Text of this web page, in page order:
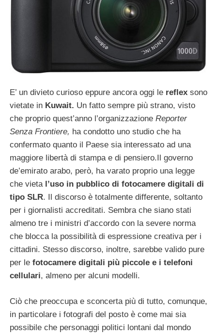
E’ un divieto curioso eppure ancora oggi le reflex sono
vietate in Kuwait. Un fatto sempre più strano, visto
che proprio quest’anno l’organizzazione Reporter
Senza Frontiere, ha condotto uno studio che ha
confermato quanto il Paese sia interessato ad una
maggiore libertà di stampa e di pensiero.Il governo
de’emirato arabo, però, ha varato proprio una legge
che vieta l’uso in pubblico di fotocamere digitali di
tipo SLR. Il discorso è totalmente differente, soltanto
per i giornalisti accreditati. Sembra che siano stati
almeno tre i ministri d’accordo con la severe norma
che blocca la possibilità di espressione creativa per i
cittadini. Stesso discorso, inoltre, sarebbe valido pure
per le fotocamere digitali più piccole e i telefoni
cellulari, almeno per alcuni modelli.
Ciò che preoccupa e sconcerta più di tutto, comunque,
in particolare i fotografi del posto è come mai sia
possibile che personaggi politici lontani dal mondo